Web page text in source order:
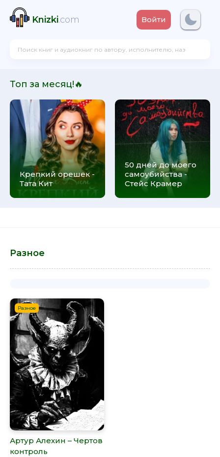
Knizki.com Войти
Топ за месяц!🔥
Крепкий орешек -
Тата Кит
50 дней до моего
самоубийства -
Стейс Крамер
Разное
Разное
Артур Алехин – Чертов
контроль